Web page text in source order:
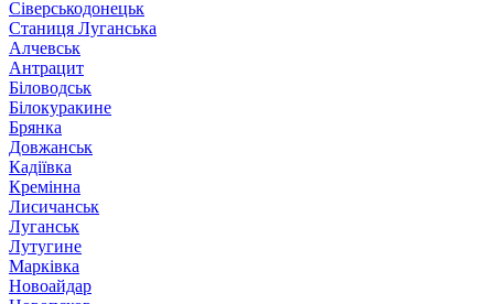
Сіверськодонецьк
Станиця Луганська
Алчевськ
Антрацит
Біловодськ
Білокуракине
Брянка
Довжанськ
Кадіївка
Кремінна
Лисичанськ
Луганськ
Лутугине
Марківка
Новоайдар